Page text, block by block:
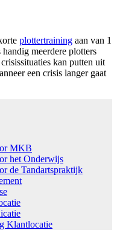
plottertraining aan van 1
meerdere plotters
kan putten uit
een crisis langer gaat
MKB
het Onderwijs
de Tandartspraktijk
Klantlocatie